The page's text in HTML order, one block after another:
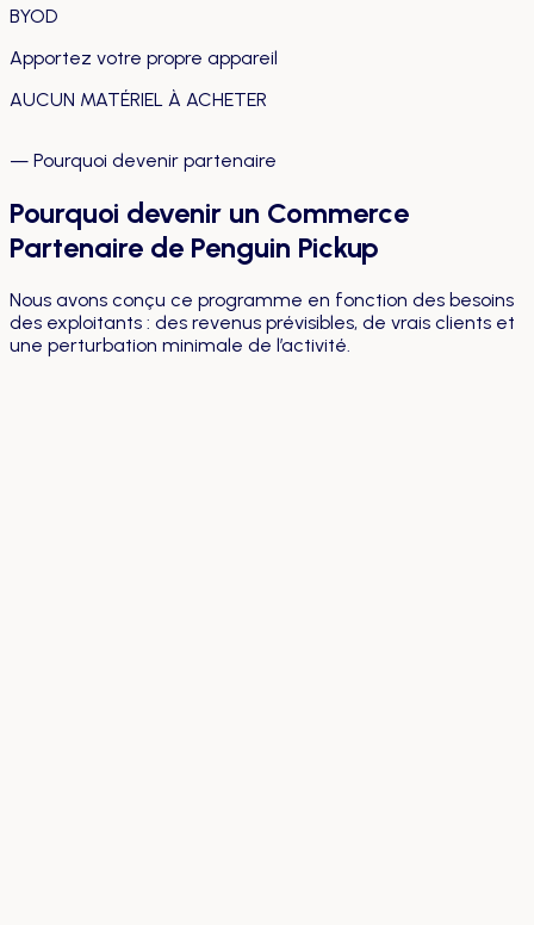
BYOD
Apportez votre propre appareil
AUCUN MATÉRIEL À ACHETER
— Pourquoi devenir partenaire
Pourquoi devenir un Commerce
Partenaire de Penguin Pickup
Nous avons conçu ce programme en fonction des besoins
des exploitants : des revenus prévisibles, de vrais clients et
une perturbation minimale de l’activité.